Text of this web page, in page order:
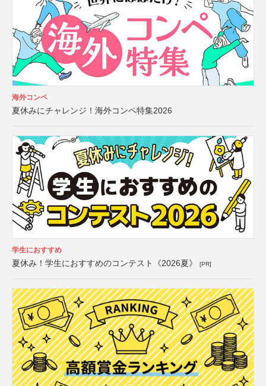
海外コンペ
夏休みにチャレンジ！海外コンペ特集2026
学生におすすめ
夏休み！学生におすすめのコンテスト《2026夏》 [PR]